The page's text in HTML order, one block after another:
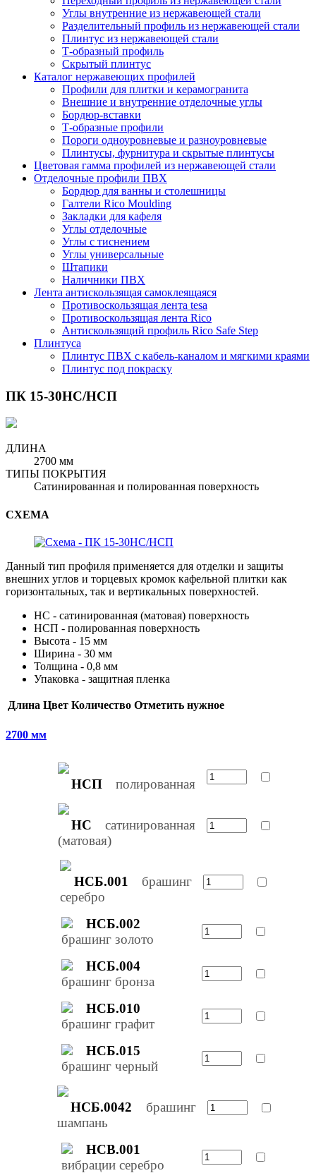
Углы внутренние из нержавеющей стали
Разделительный профиль из нержавеющей стали
Плинтус из нержавеющей стали
Т-образный профиль
Скрытый плинтус
Каталог нержавеющих профилей
Профили для плитки и керамогранита
Внешние и внутренние отделочные углы
Бордюр-вставки
Т-образные профили
Пороги одноуровневые и разноуровневые
Плинтусы, фурнитура и скрытые плинтусы
Цветовая гамма профилей из нержавеющей стали
Отделочные профили ПВХ
Бордюр для ванны и столешницы
Галтели Rico Moulding
Закладки для кафеля
Углы отделочные
Углы с тиснением
Углы универсальные
Штапики
Наличники ПВХ
Лента антискользящая самоклеящаяся
Противоскользящая лента tesa
Противоскользящая лента Rico
Антискользящий профиль Rico Safe Step
Плинтуса
Плинтус ПВХ с кабель-каналом и мягкими краями
Плинтус под покраску
ПК 15-30НС/НСП
ДЛИНА
2700 мм
ТИПЫ ПОКРЫТИЯ
Сатинированная и полированная поверхность
СХЕМА
Данный тип профиля применяется для отделки и защиты
внешних углов и торцевых кромок кафельной плитки как
горизонтальных, так и вертикальных поверхностей.
НС - сатинированная (матовая) поверхность
НСП - полированная поверхность
Высота - 15 мм
Ширина - 30 мм
Толщина - 0,8 мм
Упаковка - защитная пленка
Длина Цвет Количество Отметить нужное
2700 мм
НСП полированная
НС
сатинированная
(матовая)
НСБ.001
брашинг
серебро
НСБ.002
брашинг золото
НСБ.004
брашинг бронза
НСБ.010
брашинг графит
НСБ.015
брашинг черный
НСБ.0042
брашинг
шампань
НСВ.001
вибрации серебро